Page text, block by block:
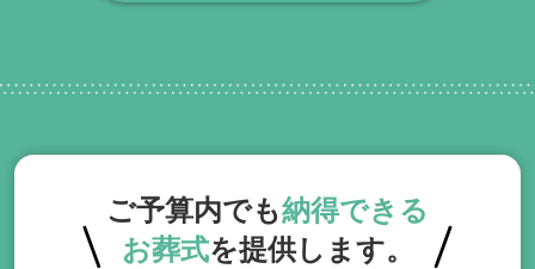
くまでの期間、回数の制限なく、当社の専
ご予算内でも納得できる
お葬式を提供します。